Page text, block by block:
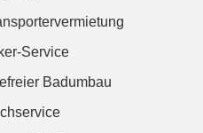
Service
Badumbau